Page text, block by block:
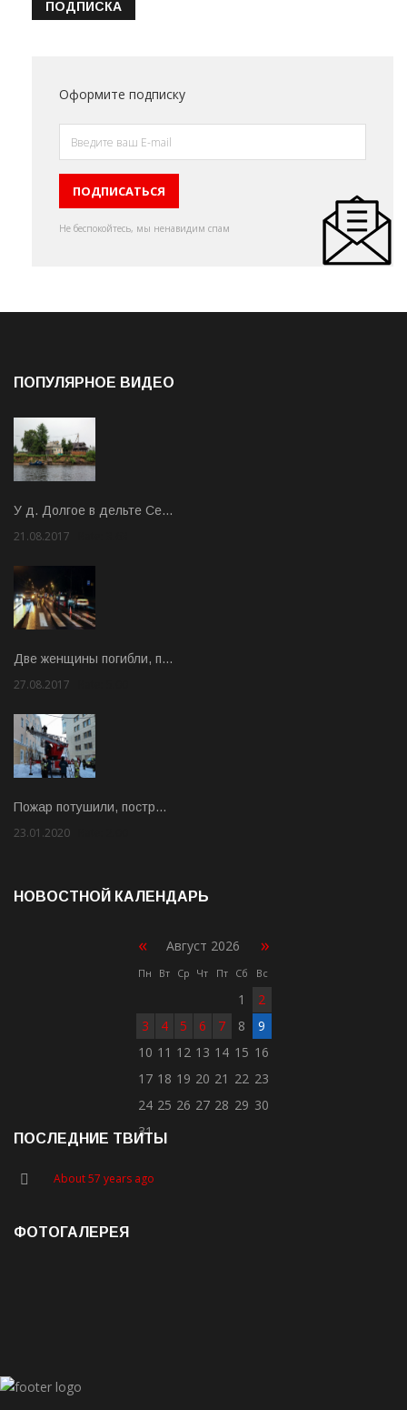
ПОДПИСКА
Оформите подписку
Не беспокойтесь, мы ненавидим спам
ПОПУЛЯРНОЕ ВИДЕО
У д. Долгое в дельте Се…
21.08.2017
Две женщины погибли, п…
27.08.2017
Пожар потушили, постр…
23.01.2020
НОВОСТНОЙ КАЛЕНДАРЬ
« Август 2026 »
Пн Вт Ср Чт Пт Сб Вс
1
2
3
4 5 6 7 8
9
10 11 12 13 14 15 16
17 18 19 20 21 22 23
24 25 26 27 28 29 30
31
ПОСЛЕДНИЕ ТВИТЫ
About 57 years ago
ФОТОГАЛЕРЕЯ